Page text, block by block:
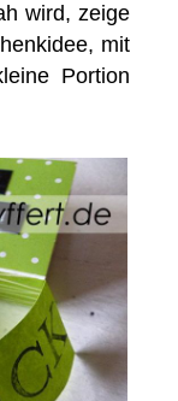
wird, zeige
mit
Portion